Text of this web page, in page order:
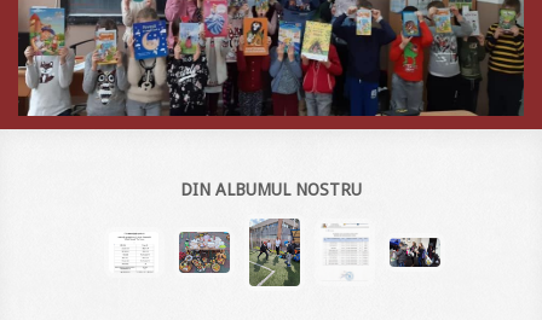
DIN ALBUMUL NOSTRU